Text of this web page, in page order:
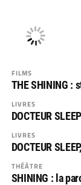
FILMS
THE SHINING :
LIVRES
DOCTEUR
LIVRES
DOCTEUR
THÉÂTRE
SHINING : la